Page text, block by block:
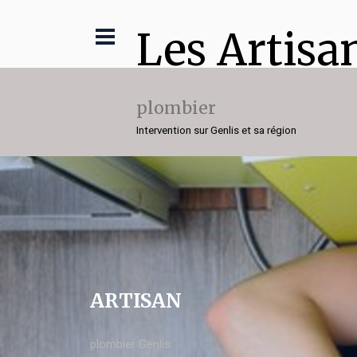
Les
plombier
Intervention sur Genlis et sa région
ARTISAN
plombier Genlis